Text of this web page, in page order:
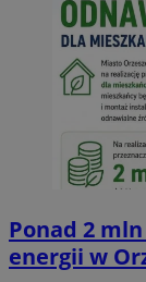
Ponad 2
energii w